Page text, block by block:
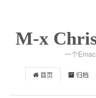
M-x
一个
首页 归档